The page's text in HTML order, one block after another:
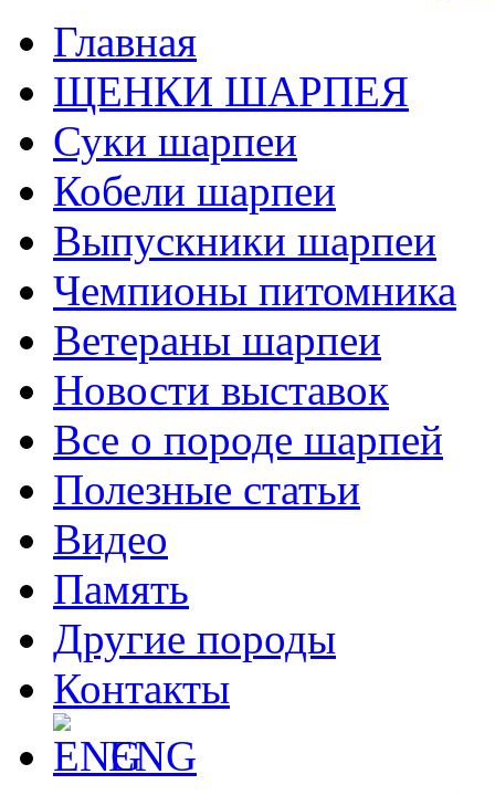
Главная
ЩЕНКИ ШАРПЕЯ
Суки шарпеи
Кобели шарпеи
Выпускники шарпеи
Чемпионы питомника
Ветераны шарпеи
Новости выставок
Все о породе шарпей
Полезные статьи
Видео
Память
Другие породы
Контакты
ENG